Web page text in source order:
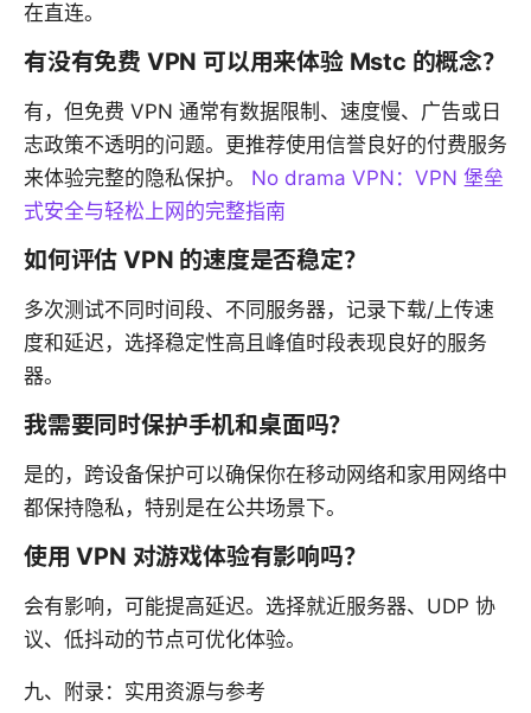
在直连。
有没有免费 VPN 可以用来体验 Mstc 的概念？
有，但免费 VPN 通常有数据限制、速度慢、广告或日
志政策不透明的问题。更推荐使用信誉良好的付费服务
来体验完整的隐私保护。 No drama VPN：VPN 堡垒
式安全与轻松上网的完整指南
如何评估 VPN 的速度是否稳定？
多次测试不同时间段、不同服务器，记录下载/上传速
度和延迟，选择稳定性高且峰值时段表现良好的服务
器。
我需要同时保护手机和桌面吗？
是的，跨设备保护可以确保你在移动网络和家用网络中
都保持隐私，特别是在公共场景下。
使用 VPN 对游戏体验有影响吗？
会有影响，可能提高延迟。选择就近服务器、UDP 协
议、低抖动的节点可优化体验。
九、附录：实用资源与参考